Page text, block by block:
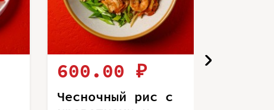
600.00 ₽
Чесночный рис с